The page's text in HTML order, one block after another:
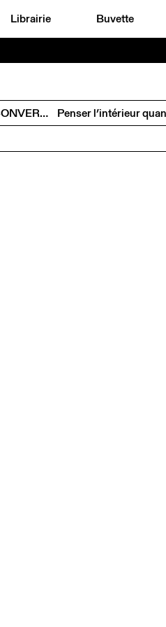
Librairie Buvette
ANDREAS VOGLER ET EMANUELE COCCIA EN CONVERSATION AVEC CHARLOTTE POUPON
Penser l’intérieur